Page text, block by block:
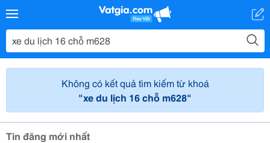
Không có kết quả tìm kiếm từ khoá
"xe du lịch 16 chỗ m628"
Tin đăng mới nhất